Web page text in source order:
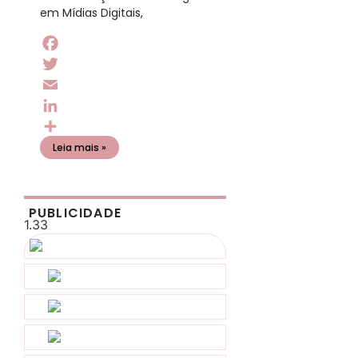
em Mídias Digitais,
Facebook
Twitter
Email
LinkedIn
Share
Leia mais »
PUBLICIDADE